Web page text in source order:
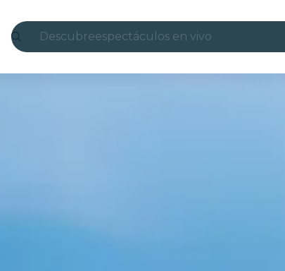
Descubreespectáculos en vivo